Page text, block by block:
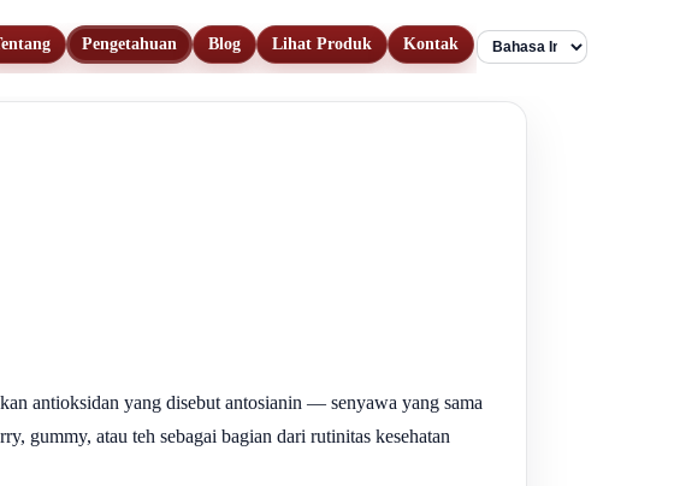
Pengetahuan Blog Lihat Produk
Kontak
Language
antioksidan yang disebut antosianin — senyawa yang sama
gummy, atau teh sebagai bagian dari rutinitas kesehatan